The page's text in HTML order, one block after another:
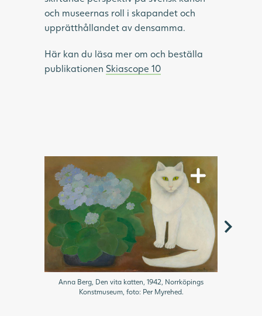
och museernas roll i skapandet och
upprätthållandet av densamma.
Här kan du läsa mer om och beställa
publikationen Skiascope 10
Anna Berg, Den vita katten, 1942, Norrköpings
Konstmuseum, foto: Per Myrehed.